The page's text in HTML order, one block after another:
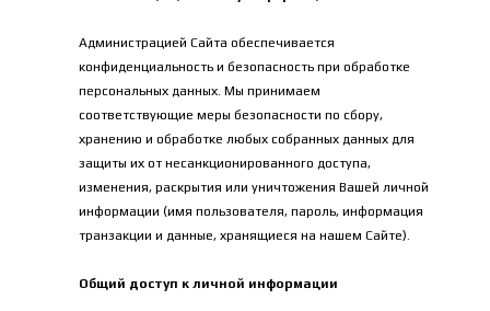
Администрацией Сайта обеспечивается
конфиденциальность и безопасность при обработке
персональных данных. Мы принимаем
соответствующие меры безопасности по сбору,
хранению и обработке любых собранных данных для
защиты их от несанкционированного доступа,
изменения, раскрытия или уничтожения Вашей личной
информации (имя пользователя, пароль, информация
транзакции и данные, хранящиеся на нашем Сайте).
Общий доступ к личной информации